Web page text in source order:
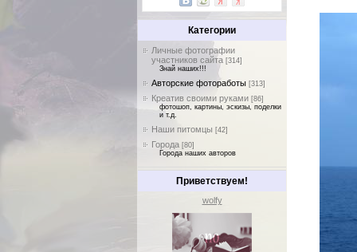
Категории
Личные фотографии
участников сайта [314]
Знай наших!!!
Авторские фотоработы [313]
Креатив своими руками [86]
фотошоп, картины, эскизы, поделки
и т.д.
Наши питомцы [42]
Города [80]
Города наших авторов
Приветствуем!
wolfy